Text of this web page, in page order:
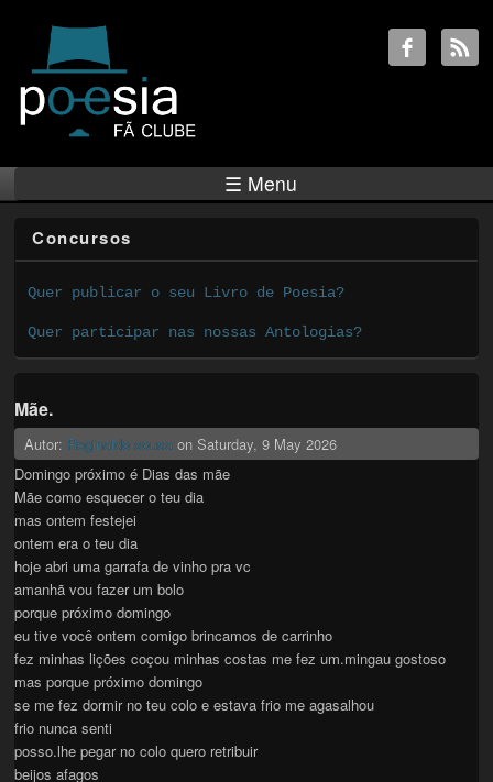
☰ Menu
Concursos
Quer publicar o seu Livro de Poesia?
Quer participar nas nossas Antologias?
Mãe.
Autor: Reginaldo sousa on Saturday, 9 May 2026
Domingo próximo é Dias das mãe
Mãe como esquecer o teu dia
mas ontem festejei
ontem era o teu dia
hoje abri uma garrafa de vinho pra vc
amanhã vou fazer um bolo
porque próximo domingo
eu tive você ontem comigo brincamos de carrinho
fez minhas lições coçou minhas costas me fez um.mingau gostoso
mas porque próximo domingo
se me fez dormir no teu colo e estava frio me agasalhou
frio nunca senti
posso.lhe pegar no colo quero retribuir
beijos afagos